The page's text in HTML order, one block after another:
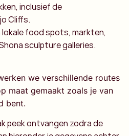
inclusief de
Cliffs.
food spots, markten,
sculpture galleries.
we verschillende routes
maat gemaakt zoals je van
bent.
peek ontvangen zodra de